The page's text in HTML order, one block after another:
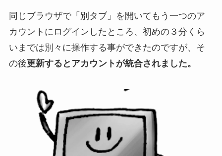
同じブラウザで「別タブ」を開いてもう一つのア
カウントにログインしたところ、初めの３分くら
いまでは別々に操作する事ができたのですが、そ
の後更新するとアカウントが統合されました。